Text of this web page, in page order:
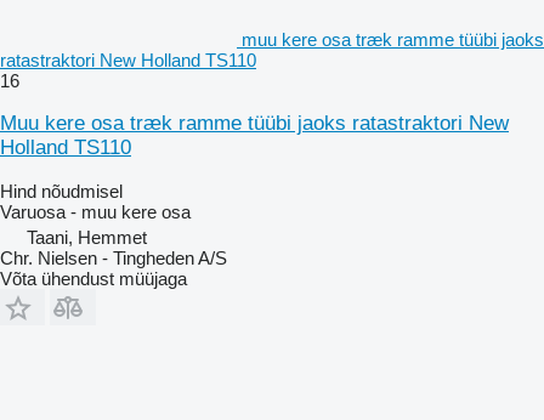
muu kere osa træk ramme tüübi jaoks
ratastraktori New Holland TS110
16
Muu kere osa træk ramme tüübi jaoks ratastraktori New
Holland TS110
Hind nõudmisel
Varuosa - muu kere osa
Taani, Hemmet
Chr. Nielsen - Tingheden A/S
Võta ühendust müüjaga